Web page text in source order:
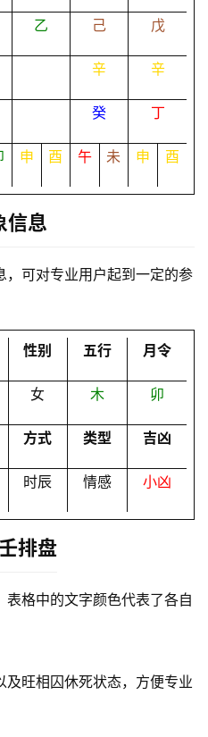
注册
乙 己 戊
辛 辛
癸 丁
申 酉 午 未 申 酉
信息
，可对专业用户起到一定的参
性别 五行 月令
女 木 卯
方式 类型 吉凶
时辰 情感 小凶
排盘
格中的文字颜色代表了各自
旺相囚休死状态，方便专业